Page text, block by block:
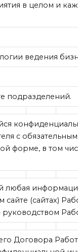
в целом и
ведения
подразделений.
с
форме, в том
любая
(сайтах)
Договора